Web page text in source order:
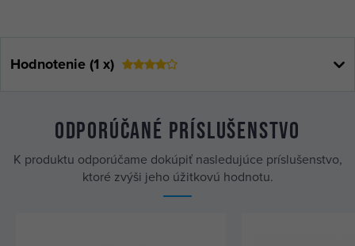
Hodnotenie (1 x)
Odporúčané príslušenstvo
K produktu odporúčame dokúpiť nasledujúce príslušenstvo,
ktoré zvýši jeho úžitkovú hodnotu.